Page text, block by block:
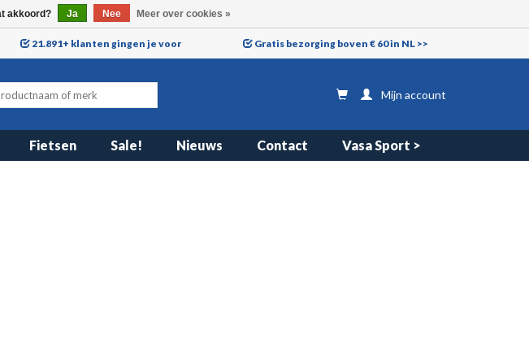
21.891+ klanten gingen je voor Gratis bezorging boven € 60 in NL >>
Mijn account
Fietsen Sale! Nieuws Contact Vasa Sport >
akkoord? Ja Nee Meer over cookies »